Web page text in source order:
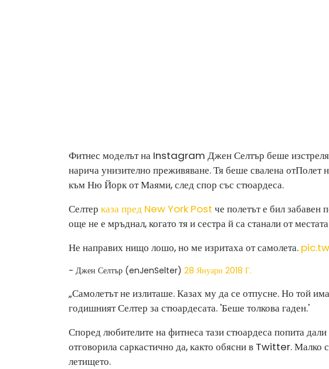
Фитнес моделът на Instagram Джен Селтър беше
нарича унизително преживяване. Тя беше свалена отПолет
към Ню Йорк от Маями, след спор със стюардеса.
Селтер каза пред New York Post че полетът е бил забавен
още не е мръднал, когато тя и сестра й са станали от
Не направих нищо лошо, но ме изритаха от самолета.
- Джен Селтър (enJenSelter) 28 Януари 2018 Г.
„Самолетът не излиташе. Казах му да се отпусне. Но той
годишният Селтер за стюардесата. 'Беше толкова гаден.'
Според любителите на фитнеса тази стюардеса попита дали
отговорила саркастично да, както обясни в Twitter. Малко
летището.